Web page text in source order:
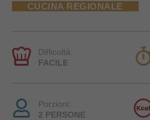
CUCINA REGIONALE
Difficoltà:
FACILE
Porzioni:
2 PERSONE